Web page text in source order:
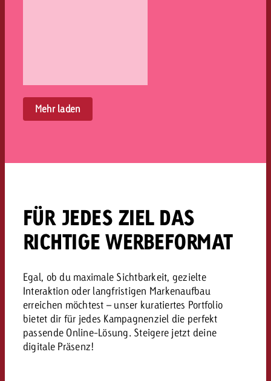
Mehr laden
FÜR JEDES ZIEL DAS
RICHTIGE WERBEFORMAT
Egal, ob du maximale Sichtbarkeit, gezielte
Interaktion oder langfristigen Markenaufbau
erreichen möchtest – unser kuratiertes Portfolio
bietet dir für jedes Kampagnenziel die perfekt
passende Online-Lösung. Steigere jetzt deine
digitale Präsenz!